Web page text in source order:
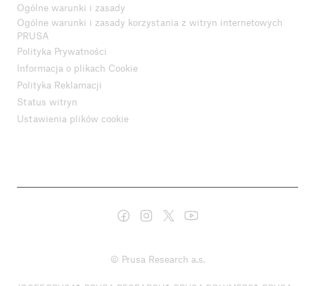
Ogólne warunki i zasady
Ogólne warunki i zasady korzystania z witryn internetowych
PRUSA
Polityka Prywatności
Informacja o plikach Cookie
Polityka Reklamacji
Status witryn
Ustawienia plików cookie
© Prusa Research a.s.